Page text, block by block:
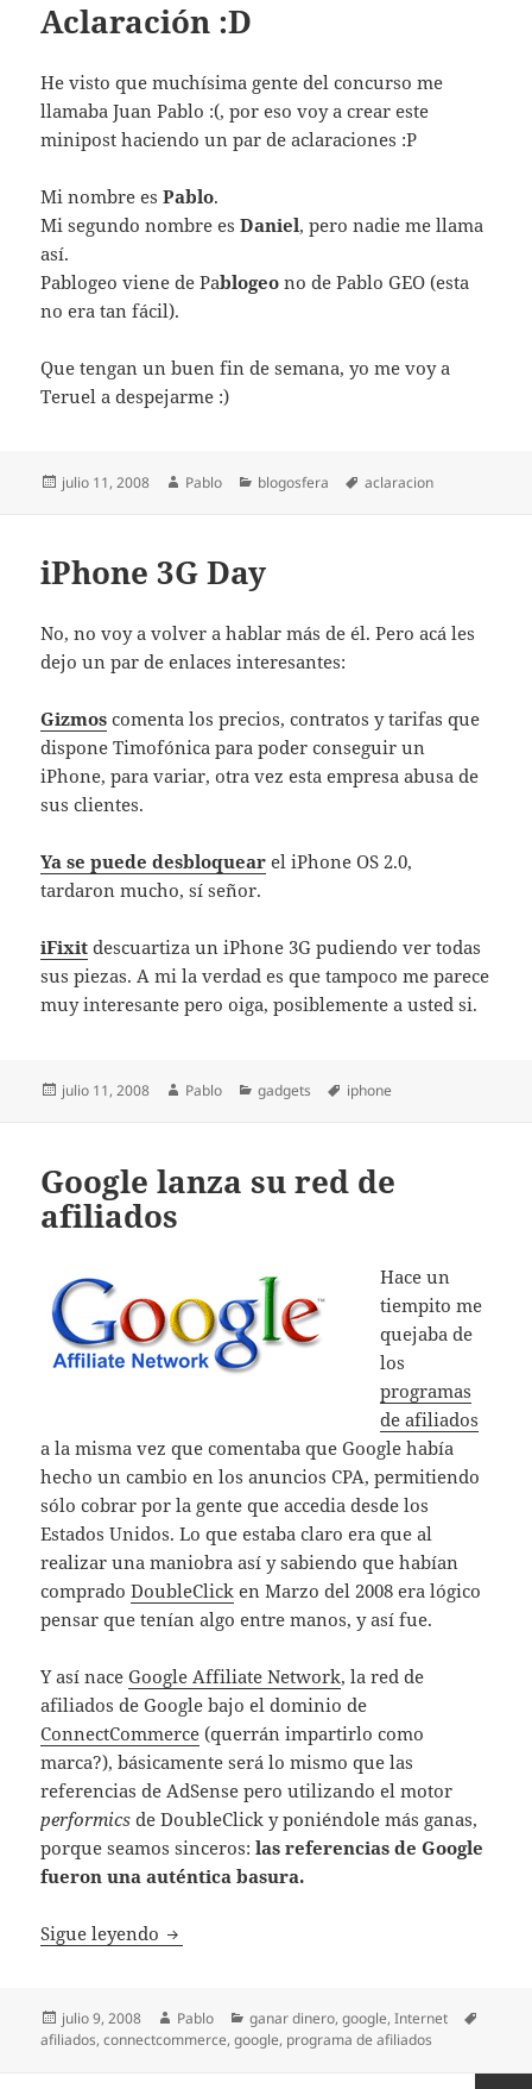
Aclaración :D
He visto que muchísima gente del concurso me
llamaba Juan Pablo :(, por eso voy a crear este
minipost haciendo un par de aclaraciones :P
Mi nombre esPablo.
Mi segundo nombre esDaniel, pero nadie me llama
así.
Pablogeo viene de Pablogeo no de Pablo GEO (esta
no era tan fácil).
Que tengan un buen fin de semana, yo me voy a
Teruel a despejarme :)
Publicado
julio 11, 2008 Autor
Pablo Categorías
blogosfera Etiquetas
aclaracion
iPhone 3G Day
No, no voy a volver a hablar más de él. Pero acá les
dejo un par de enlaces interesantes:
Gizmos comenta los precios, contratos y tarifas que
dispone Timofónica para poder conseguir un
iPhone, para variar, otra vez esta empresa abusa de
sus clientes.
Ya se puede desbloquear el iPhone OS 2.0,
tardaron mucho, sí señor.
iFixit descuartiza un iPhone 3G pudiendo ver todas
sus piezas. A mi la verdad es que tampoco me parece
muy interesante pero oiga, posiblemente a usted si.
Publicado
julio 11, 2008 Autor
Pablo Categorías
gadgets Etiquetas
iphone
Google lanza su red de
afiliados
Hace un
tiempito me
quejaba de
los
programas
de afiliados
a la misma vez que comentaba que Google había
hecho un cambio en los anuncios CPA, permitiendo
sólo cobrar por la gente que accedia desde los
Estados Unidos. Lo que estaba claro era que al
realizar una maniobra así y sabiendo que habían
compradoDoubleClick en Marzo del 2008 era lógico
pensar que tenían algo entre manos, y así fue.
Y así naceGoogle Affiliate Network, la red de
afiliados de Google bajo el dominio de
ConnectCommerce (querrán impartirlo como
marca?), básicamente será lo mismo que las
referencias de AdSense pero utilizando el motor
performics de DoubleClick y poniéndole más ganas,
porque seamos sinceros:las referencias de Google
fueron una auténtica basura.
Sigue leyendo Google lanza su red de afiliados
Publicado
el
julio 9, 2008 Autor
Pablo Categorías
ganar dinero,google,Internet
afiliados,connectcommerce,google, programa de afiliados